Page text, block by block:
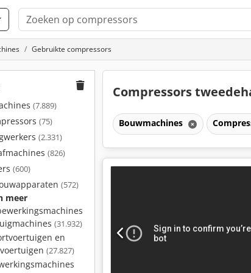
Gebruikte compressors
(7.889)
(75)
(2.331)
(826)
(600)
(572)
meer
(31.932)
en
(27.827)
Compressors
Bouwmachines